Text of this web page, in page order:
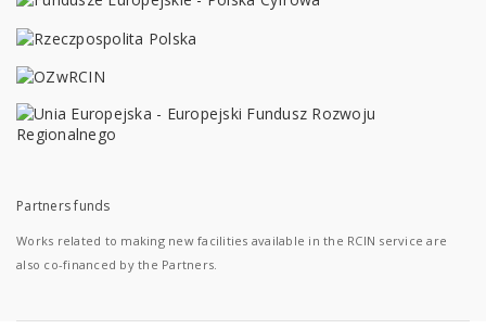
Partners funds
Works related to making new facilities available in the RCIN service are
also co-financed by the Partners.